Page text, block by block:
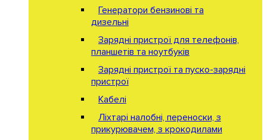
Генератори бензинові та
дизельні
Зарядні пристрої для телефонів,
планшетів та ноутбуків
Зарядні пристрої та пуско-зарядні
пристрої
Кабелі
Ліхтарі налобні, переноски, з
прикурювачем, з крокодилами